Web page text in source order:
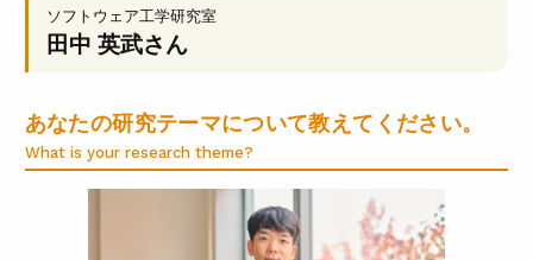
ソフトウェア工学研究室
田中 英武さん
あなたの研究テーマについて教えてください。
What is your research theme?